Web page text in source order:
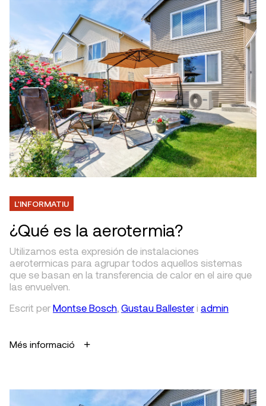
L'INFORMATIU
¿Qué es la aerotermia?
Utilizamos esta expresión de instalaciones
aerotermicas para agrupar todos aquellos sistemas
que se basan en la transferencia de calor en el aire que
las envuelven.
Escrit per Montse Bosch, Gustau Ballester i admin
Més informació